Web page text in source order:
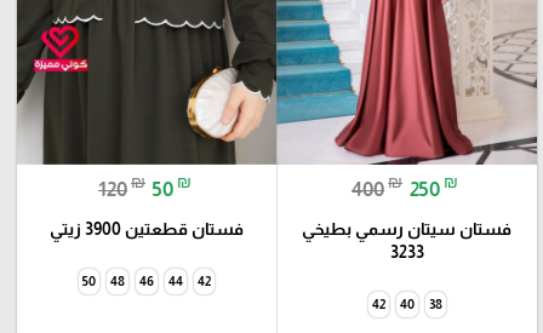
400₪ 250 ₪
فستان سيتان رسمي بطيخي
3233
38
40
42
120₪ 50 ₪
فستان قطعتين 3900 زيتي
42
44
46
48
50